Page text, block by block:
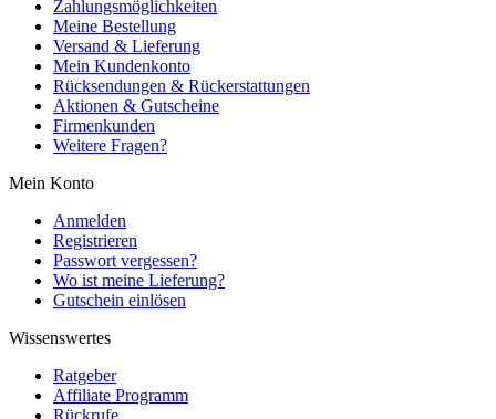
Zahlungsmöglichkeiten
Meine Bestellung
Versand & Lieferung
Mein Kundenkonto
Rücksendungen & Rückerstattungen
Aktionen & Gutscheine
Firmenkunden
Weitere Fragen?
Mein Konto
Anmelden
Registrieren
Passwort vergessen?
Wo ist meine Lieferung?
Gutschein einlösen
Wissenswertes
Ratgeber
Affiliate Programm